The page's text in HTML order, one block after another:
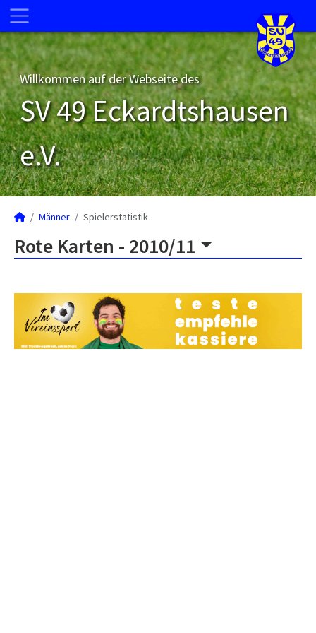
Willkommen auf der Webseite des
SV 49 Eckardtshausen
e.V.
Männer Spielerstatistik
Rote Karten - 2010/11